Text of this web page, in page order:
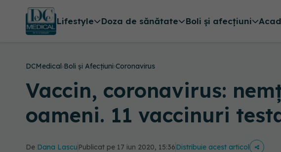
Lifestyle Doza de sănătate Boli și afecțiuni
DCMedical›Boli și Afecțiuni›Coronavirus
Vaccin, coronavirus:
oameni. 11 vaccinuri
De Dana Lascu Publicat pe 17 iun 2020, 15:36Distribuie acest articol